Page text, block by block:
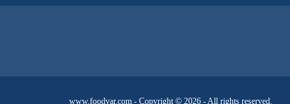
www.foodyar.com - Copyright © 2026 - All rights reserved.